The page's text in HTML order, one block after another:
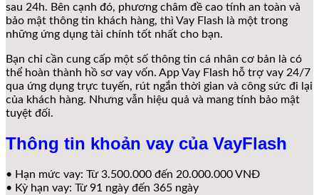
sau 24h. Bên cạnh đó, phương châm đề cao tính an toàn và
bảo mật thông tin khách hàng, thì Vay Flash là một trong
những ứng dụng tài chính tốt nhất cho bạn.
Bạn chỉ cần cung cấp một số thông tin cá nhân cơ bản là có
thể hoàn thành hồ sơ vay vốn. App Vay Flash hỗ trợ vay 24/7
qua ứng dụng trực tuyến, rút ngắn thời gian và công sức đi lại
của khách hàng. Nhưng vẫn hiệu quả và mang tính bảo mật
tuyệt đối.
Thông tin khoản vay của VayFlash
• Hạn mức vay: Từ 3.500.000 đến 20.000.000 VNĐ
• Kỳ hạn vay: Từ 91 ngày đến 365 ngày